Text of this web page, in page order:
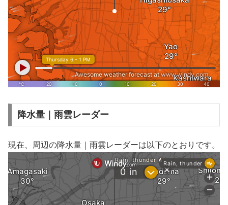
降水量｜雨雲レーダー
現在、周辺の降水量｜雨雲レーダーは以下のとおりです。